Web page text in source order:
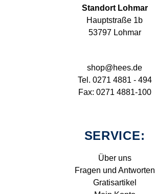
Standort Lohmar
Hauptstraße 1b
53797 Lohmar
shop@hees.de
Tel. 0271 4881 - 494
Fax: 0271 4881-100
SERVICE:
Über uns
Fragen und Antworten
Gratisartikel